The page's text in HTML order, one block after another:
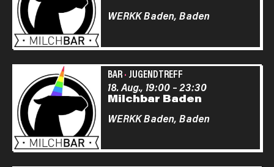
WERKK Baden, Baden
BAR· JUGENDTREFF
Milchbar Baden
18. Aug., 19:00–23:30
WERKK Baden, Baden